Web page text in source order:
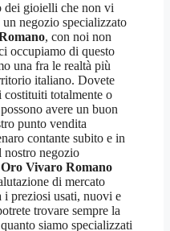
dei gioielli che non vi
un negozio specializzato
, con noi non
occupiamo di questo
una fra le realtà più
italiano. Dovete
costituiti totalmente o
avere un buon
punto vendita
contante subito e in
nostro negozio
Vivaro Romano
di mercato
i preziosi usati, nuovi e
trovare sempre la
siamo specializzati